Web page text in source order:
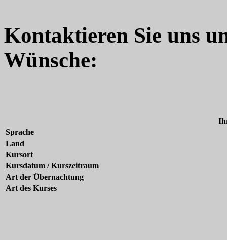
Kontaktieren Sie uns
Wünsche:
Sprache
Land
Kursort
Kursdatum / Kurszeitraum
Art der Übernachtung
Art des Kurses